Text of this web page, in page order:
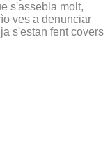
s'assebla molt,
ves a denunciar
s'estan fent covers